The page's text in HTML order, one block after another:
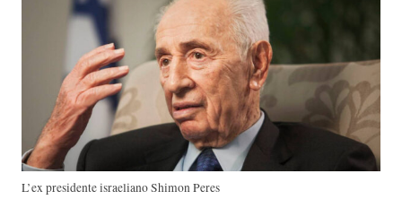
L’ex presidente israeliano Shimon Peres